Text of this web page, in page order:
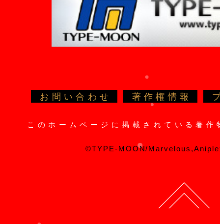
お問い合わせ 著作権情報
このホームページに掲載されている著
©TYPE-MOON/